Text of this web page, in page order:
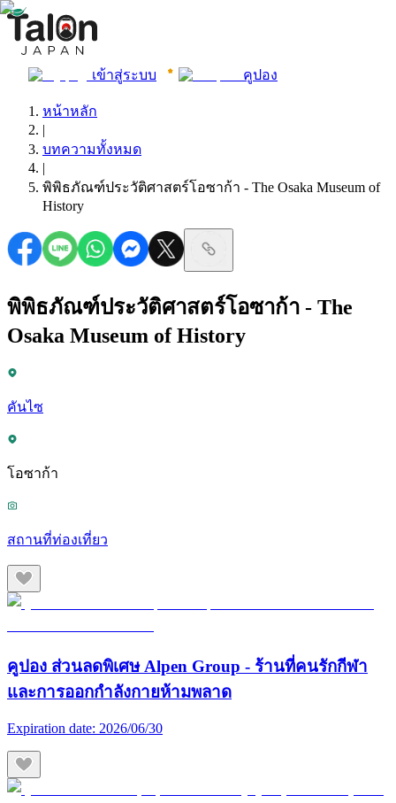
เข้าสู่ระบบ คูปอง
หน้าหลัก
|
บทความทั้งหมด
|
พิพิธภัณฑ์ประวัติศาสตร์โอซาก้า - The Osaka Museum of
History
พิพิธภัณฑ์ประวัติศาสตร์โอซาก้า - The
Osaka Museum of History
คันไซ
โอซาก้า
สถานที่ท่องเที่ยว
คูปอง ส่วนลดพิเศษ Alpen Group - ร้านที่คนรักกีฬา
และการออกกำลังกายห้ามพลาด
Expiration date: 2026/06/30